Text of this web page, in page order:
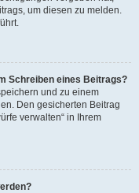
um diesen zu melden.
Schreiben eines Beitrags?
und zu einem
Den gesicherten Beitrag
verwalten“ in Ihrem